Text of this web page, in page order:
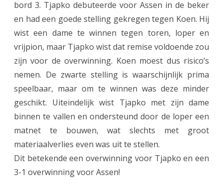
bord 3. Tjapko debuteerde voor Assen in de beker
en had een goede stelling gekregen tegen Koen. Hij
wist een dame te winnen tegen toren, loper en
vrijpion, maar Tjapko wist dat remise voldoende zou
zijn voor de overwinning. Koen moest dus risico’s
nemen. De zwarte stelling is waarschijnlijk prima
speelbaar, maar om te winnen was deze minder
geschikt. Uiteindelijk wist Tjapko met zijn dame
binnen te vallen en ondersteund door de loper een
matnet te bouwen, wat slechts met groot
materiaalverlies even was uit te stellen.
Dit betekende een overwinning voor Tjapko en een
3-1 overwinning voor Assen!